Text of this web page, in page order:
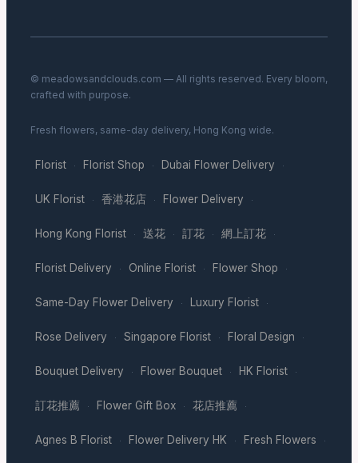
© meadowsandclouds.com — All rights reserved. Every bloom,
crafted with purpose.
Fresh flowers, same-day delivery, Hong Kong wide.
Florist · Florist Shop · Dubai Flower Delivery ·
UK Florist · 香港花店 · Flower Delivery ·
Hong Kong Florist · 送花 · 訂花 · 網上訂花 ·
Florist Delivery · Online Florist · Flower Shop ·
Same-Day Flower Delivery · Luxury Florist ·
Rose Delivery · Singapore Florist · Floral Design ·
Bouquet Delivery · Flower Bouquet · HK Florist ·
訂花推薦 · Flower Gift Box · 花店推薦 ·
Agnes B Florist · Flower Delivery HK · Fresh Flowers ·